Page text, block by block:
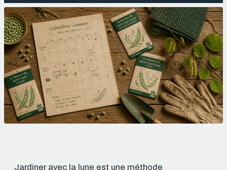
Jardiner avec la lune est une méthode